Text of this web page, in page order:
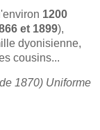
1200
et 1899),
dyonisienne,
cousins...
1870) Uniforme